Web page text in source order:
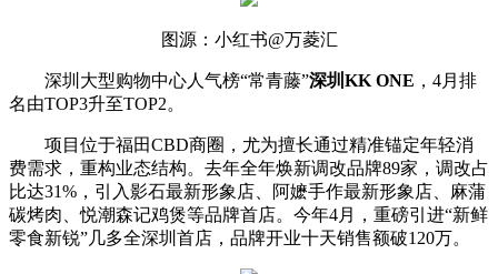
图源：小红书@万菱汇
深圳大型购物中心人气榜“常青藤”深圳KK ONE ，4月排
名由TOP3升至TOP2。
项目位于福田CBD商圈，尤为擅长通过精准锚定年轻消
费需求，重构业态结构。去年全年焕新调改品牌89家，调改占
比达31%，引入影石最新形象店、阿嬷手作最新形象店、麻蒲
碳烤肉、悦潮森记鸡煲等品牌首店。今年4月，重磅引进“新鲜
零食新锐”几多全深圳首店，品牌开业十天销售额破120万。